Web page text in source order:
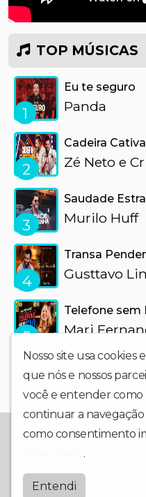
TOP MÚSICAS
1
Eu te seguro
Panda
2
Cadeira Cativa
Zé Neto e
3
Saudade
Murilo Huff
4
Transa
Gusttavo
5
Telefone sem
Mari
Nosso site usa cookies
que nós e nossos
você e entender como
continuar a navegação
como consentimento
.
Entendi
Web rádio da cidade de